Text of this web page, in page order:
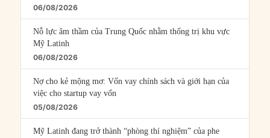
06/08/2026
Nỗ lực âm thầm của Trung Quốc nhằm thống trị khu vực
Mỹ Latinh
06/08/2026
Nợ cho kẻ mộng mơ: Vốn vay chính sách và giới hạn của
việc cho startup vay vốn
05/08/2026
Mỹ Latinh đang trở thành “phòng thí nghiệm” của phe